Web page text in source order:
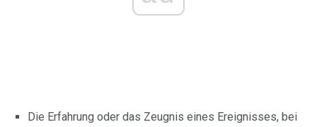
Die Erfahrung oder das Zeugnis eines Ereignisses, bei